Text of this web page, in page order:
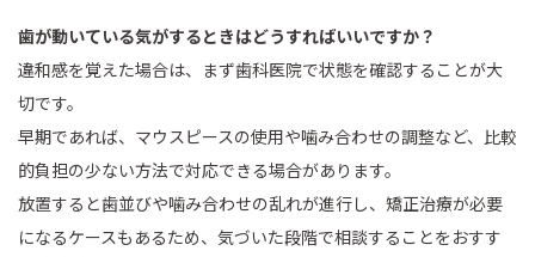
歯が動いている気がするときはどうすればいいですか？
違和感を覚えた場合は、まず歯科医院で状態を確認することが大
切です。
早期であれば、マウスピースの使用や噛み合わせの調整など、比較
的負担の少ない方法で対応できる場合があります。
放置すると歯並びや噛み合わせの乱れが進行し、矯正治療が必要
になるケースもあるため、気づいた段階で相談することをおすす